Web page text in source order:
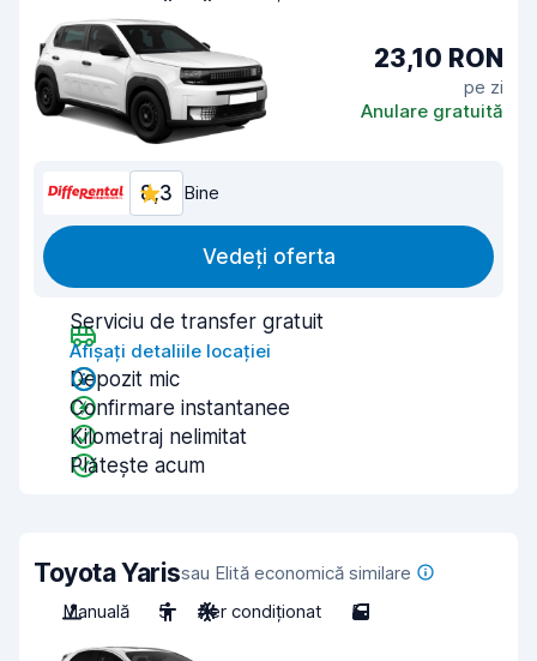
23,10 RON
pe zi
Anulare gratuită
8,3 Bine
Vedeți oferta
Serviciu de transfer gratuit
Afișați detaliile locației
Depozit mic
Confirmare instantanee
Kilometraj nelimitat
Plătește acum
Toyota Yarissau Elită economică similare
Manuală
5 Aer condiționat 5